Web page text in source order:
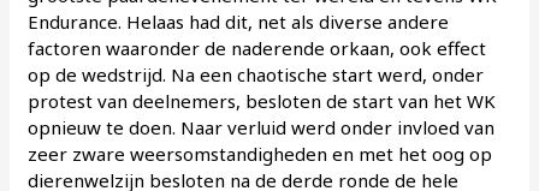
Endurance. Helaas had dit, net als diverse andere
factoren waaronder de naderende orkaan, ook effect
op de wedstrijd. Na een chaotische start werd, onder
protest van deelnemers, besloten de start van het WK
opnieuw te doen. Naar verluid werd onder invloed van
zeer zware weersomstandigheden en met het oog op
dierenwelzijn besloten na de derde ronde de hele